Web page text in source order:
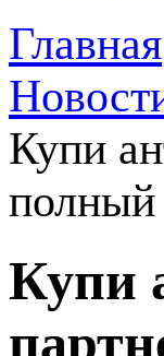
Главная
Купи
полный
Купи